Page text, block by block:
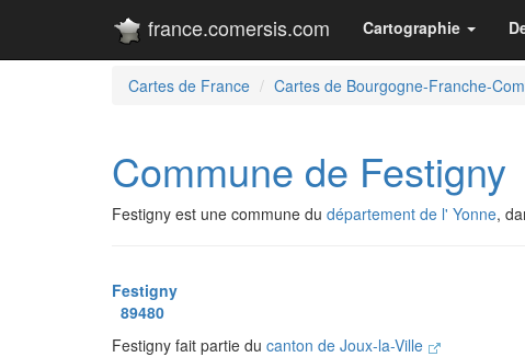
france.comersis.com Cartographie
Cartes de France Cartes de Bourgogne-Franche-
Commune de Festigny
Festigny est une commune du département de l' Yonne,
Festigny
89480
Festigny fait partie du canton de Joux-la-Ville